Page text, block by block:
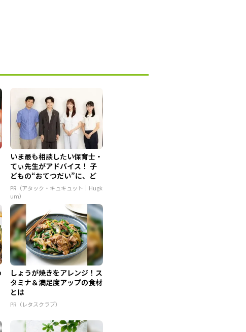
いま最も相談したい保育士・
てぃ先生がアドバイス！ 子
どもの“おてつだい”に、ど
ん...
PR（アタック・キュキュット｜Hugk
um）
しょうが焼きをアレンジ！ス
タミナ＆満足度アップの食材
とは
PR（レタスクラブ）